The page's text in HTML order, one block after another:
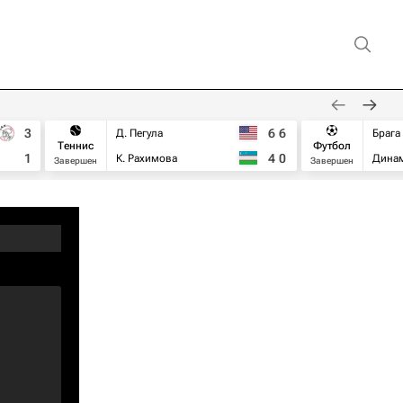
3
1
Теннис
Завершен
Д. Пегула
К. Рахимова
6 6
4 0
Футбол
Завершен
Брага